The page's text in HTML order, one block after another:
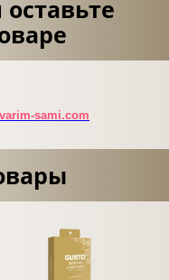
sami.com